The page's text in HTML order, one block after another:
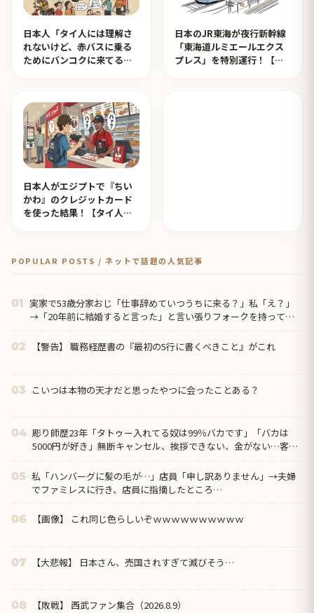
日本人「タイ人には理解さ
れないけど、赤バスに乗る
ためにバンコクに来てる日
日本のJR東海が夜行新幹線
「東海道ルミエールエクス
プレス」を特別運行！【タ
日本人がエジプトで『ちい
かわ』のクレジットカード
を使った結果！【タイ人の
POPULAR POSTS / ネットで話題の人気記事
01 実家で53歳分家おじ「仕事辞めていつうちに来る？」私「え？」
→「20年前に結婚すると言った」と言い張りフォークを持って殴
02 【警告】 職務経歴書の『最初の5行に書くべきこと』がこれ
03 こいつは本物の天才だと思ったやつに会ったことある？
04 彫り師歴23年「タトゥー入れてる奴は99％バカです」「バカは
5000円が好き」無断キャンセル、挨拶できない、金がない…客層
05 私「ハンバーグに髪の毛が…」店員「申し訳ありません」→夫婦
でファミレスに行き、店員に指摘したところ…
06 【画像】 これ同じ色らしいぞｗｗｗｗｗｗｗｗｗｗ
07 【大悲報】 日本さん、売国されすぎて滅びそう…
08 【敗戦】 西武ファン集合（2026.8.9）